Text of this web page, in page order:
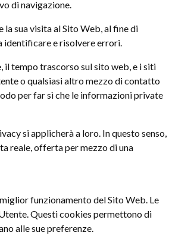
di navigazione.
sua visita al Sito Web, al fine di
identificare e risolvere errori.
il tempo trascorso sul sito web, e i siti
o qualsiasi altro mezzo di contatto
per far sì che le informazioni private
si applicherà a loro. In questo senso,
reale, offerta per mezzo di una
funzionamento del Sito Web. Le
Questi cookies permettono di
alle sue preferenze.